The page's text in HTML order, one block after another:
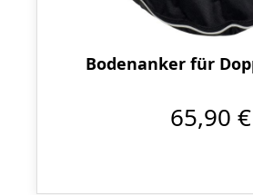
Bodenanker für
65,90 €